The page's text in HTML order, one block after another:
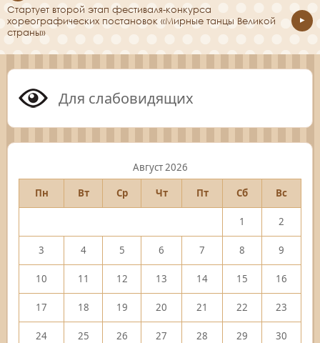
Стартует второй этап фестиваля-конкурса
хореографических постановок «Мирные танцы Великой
страны»
Для слабовидящих
Август 2026
Пн
Вт Ср Чт Пт Сб Вс
1 2
3 4 5 6 7 8 9
10 11 12 13 14 15 16
17 18 19 20 21 22 23
24 25 26 27 28 29 30